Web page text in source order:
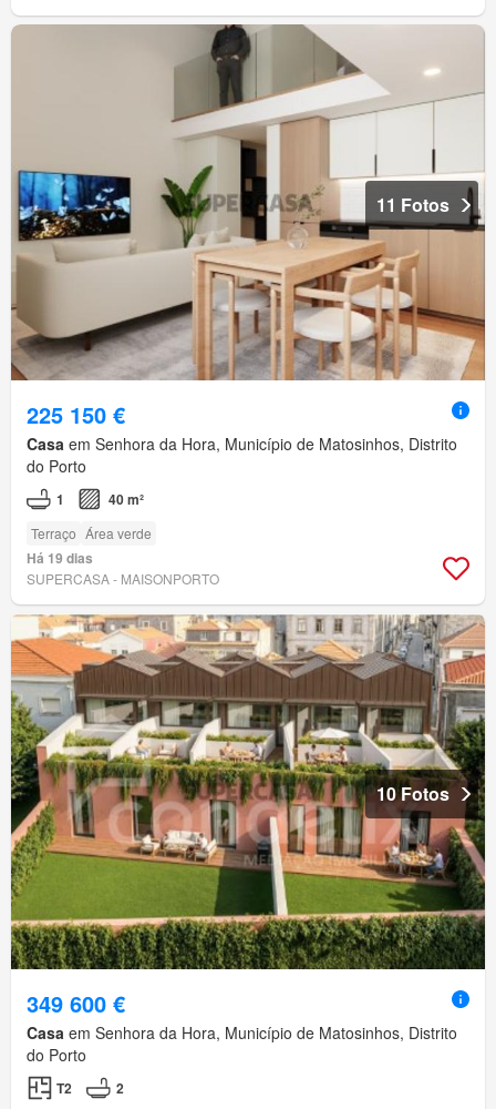
11 Fotos
225 150 €
Casa em Senhora da Hora, Município de Matosinhos, Distrito
do Porto
1 40 m²
Terraço Área verde
Há 19 dias
SUPERCASA - MAISONPORTO
10 Fotos
349 600 €
Casa em Senhora da Hora, Município de Matosinhos, Distrito
do Porto
T2 2